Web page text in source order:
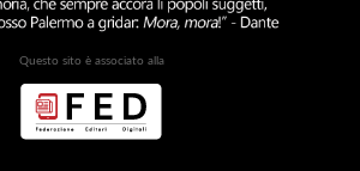
Questo sito è associato alla